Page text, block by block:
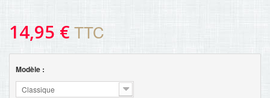
14,95 € TTC
Modèle :
Classique